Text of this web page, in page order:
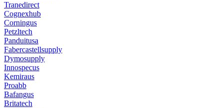
Tranedirect
Cognexhub
Corningus
Petzltech
Panduitusa
Fabercastellsupply
Dymosupply
Innospecus
Kemiraus
Proabb
Bafangus
Britatech